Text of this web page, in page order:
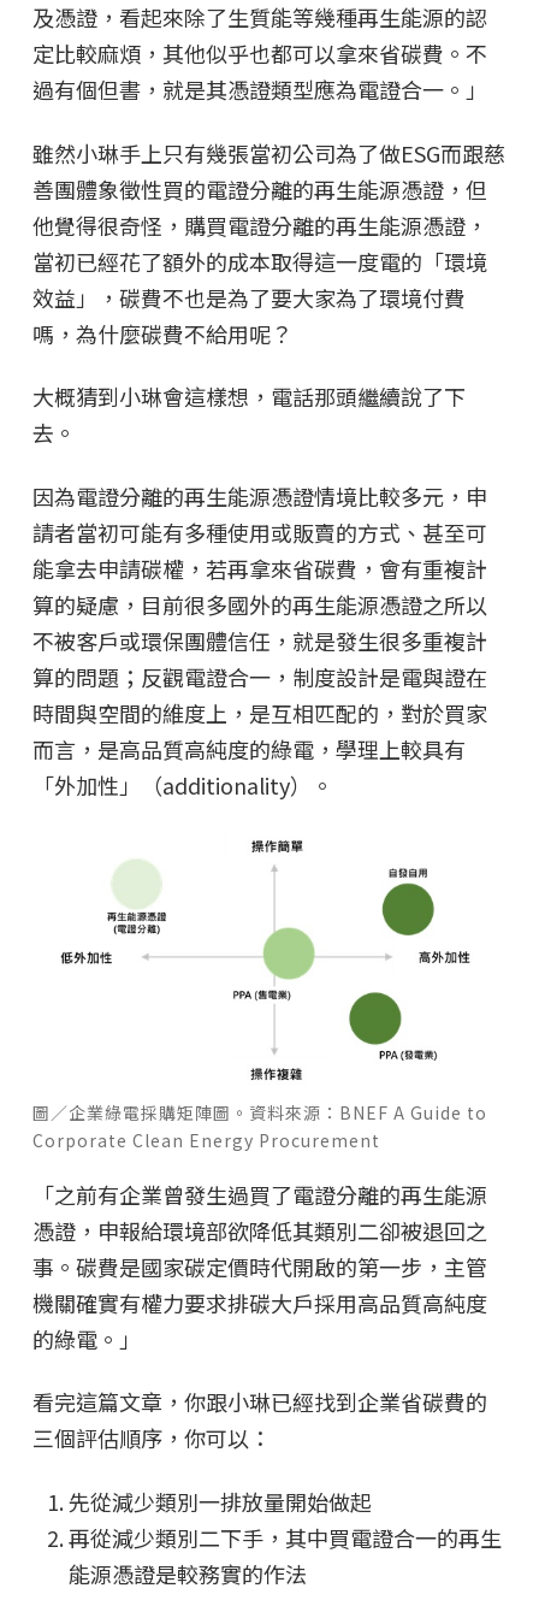
及憑證，看起來除了生質能等幾種再生能源的認
定比較麻煩，其他似乎也都可以拿來省碳費。不
過有個但書，就是其憑證類型應為電證合一。」
雖然小琳手上只有幾張當初公司為了做ESG而跟慈
善團體象徵性買的電證分離的再生能源憑證，但
他覺得很奇怪，購買電證分離的再生能源憑證，
當初已經花了額外的成本取得這一度電的「環境
效益」，碳費不也是為了要大家為了環境付費
嗎，為什麼碳費不給用呢？
大概猜到小琳會這樣想，電話那頭繼續說了下
去。
因為電證分離的再生能源憑證情境比較多元，申
請者當初可能有多種使用或販賣的方式、甚至可
能拿去申請碳權，若再拿來省碳費，會有重複計
算的疑慮，目前很多國外的再生能源憑證之所以
不被客戶或環保團體信任，就是發生很多重複計
算的問題；反觀電證合一，制度設計是電與證在
時間與空間的維度上，是互相匹配的，對於買家
而言，是高品質高純度的綠電，學理上較具有
「外加性」（additionality）。
圖／企業綠電採購矩陣圖。資料來源：BNEF A Guide to
Corporate Clean Energy Procurement
「之前有企業曾發生過買了電證分離的再生能源
憑證，申報給環境部欲降低其類別二卻被退回之
事。碳費是國家碳定價時代開啟的第一步，主管
機關確實有權力要求排碳大戶採用高品質高純度
的綠電。」
看完這篇文章，你跟小琳已經找到企業省碳費的
三個評估順序，你可以：
先從減少類別一排放量開始做起
再從減少類別二下手，其中買電證合一的再生
能源憑證是較務實的作法